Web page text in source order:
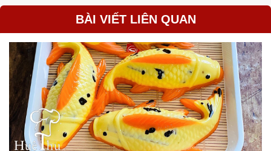
BÀI VIẾT LIÊN QUAN